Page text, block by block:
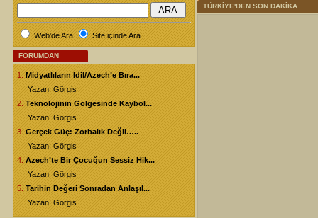
Web'de Ara Site içinde Ara
FORUMDAN
1.
Midyatlıların İdil/Azech’e Bıra...
Yazan: Görgis
2. Teknolojinin Gölgesinde Kaybol...
Yazan: Görgis
3. Gerçek Güç: Zorbalık Değil…..
Yazan: Görgis
4. Azech’te Bir Çocuğun Sessiz Hik...
Yazan: Görgis
5. Tarihin Değeri Sonradan Anlaşıl...
Yazan: Görgis
TÜRKİYE'DEN SON DAKİKA